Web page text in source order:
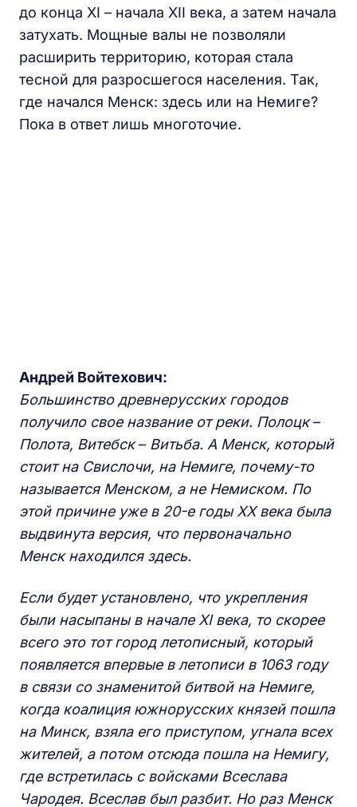
до конца XI – начала XII века, а затем начала
затухать. Мощные валы не позволяли
расширить территорию, которая стала
тесной для разросшегося населения. Так,
где начался Менск: здесь или на Немиге?
Пока в ответ лишь многоточие.
Андрей Войтехович:
Большинство древнерусских городов
получило свое название от реки. Полоцк–
Полота, Витебск– Витьба. А Менск, который
стоит на Свислочи, на Немиге, почему-то
называется Менском, а не Немиском. По
этой причине уже в 20-е годы XX века была
выдвинута версия, что первоначально
Менск находился здесь.
Если будет установлено, что укрепления
были насыпаны в начале XI века, то скорее
всего это тот город летописный, который
появляется впервые в летописи в 1063 году
в связи со знаменитой битвой на Немиге,
когда коалиция южнорусских князей пошла
на Минск, взяла его приступом, угнала всех
жителей, а потом отсюда пошла на Немигу,
где встретилась с войсками Всеслава
Чародея. Всеслав был разбит. Но раз Менск